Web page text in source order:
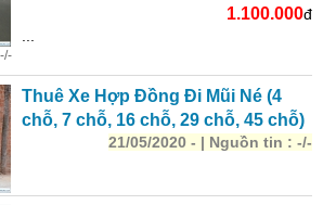
1.100.000đ
Thuê Xe Hợp Đồng Đi Mũi Né (4
chỗ, 7 chỗ, 16 chỗ, 29 chỗ, 45 chỗ)
21/05/2020 - | Nguồn tin : -/-